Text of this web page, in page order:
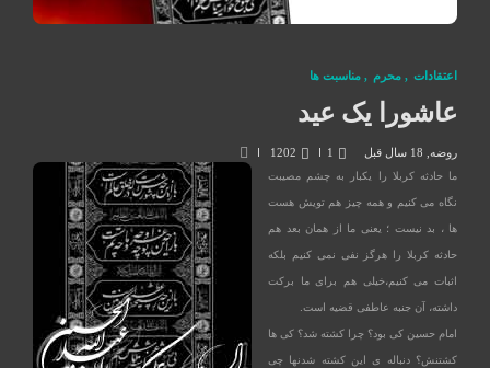
اعتقادات , محرم , مناسبت ها
عاشورا یک عید
روضه 18 سال قبل 1
1202
ما حادثه کربلا را یکبار به چشم مصیبت
نگاه می کنیم و همه چیز هم تویش هست
ها ، بد نیست ؛ یعنی ما از همان بعد هم
حادثه کربلا را هرگز نفی نمی کنیم بلکه
اثبات می کنیم،خیلی هم برای ما برکت
داشته، آن جنبه عاطفی قضیه است.
امام حسین کی بود؟ چرا کشته شد؟ کی ها
کشتنش؟ دنباله ی این کشته شدنها چی